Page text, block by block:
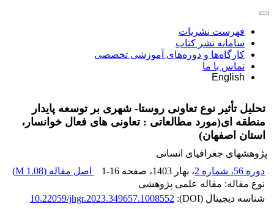
فهرست نشریات
سامانه نشر کتاب
کارگاه‌ها و دوره‌های آموزشی تخصصی
تماس با ما
English
تحلیل تأثیر نوع تعاونی روستا- شهری بر توسعه پایدار
منطقه ای(مورد مطالعاتی : تعاونی های فعال خوانسار،
استان اصفهان)
پژوهشهای جغرافیای انسانی
دوره 56، شماره 2
، بهار 1403 ، صفحه 1-16 اصل مقاله (1.08 M
)
نوع مقاله: مقاله علمی پژوهشی
شناسه دیجیتال (DOI):
10.22059/jhgr.2023.349657.1008552